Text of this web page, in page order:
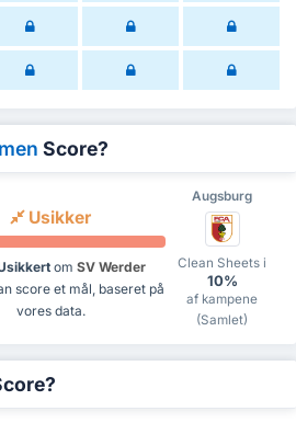
Score?
Augsburg
Usikker
om SV Werder
score et mål, baseret på
vores data.
Clean Sheets i
10%
af kampene
(Samlet)